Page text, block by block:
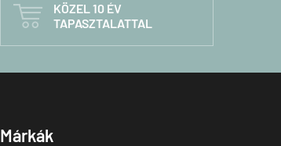

KÖZEL 10 ÉV
TAPASZTALATTAL
Márkák